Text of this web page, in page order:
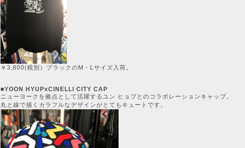
￥3,800(税別）ブラックのM・Lサイズ入荷。
■YOON HYUPxCINELLI CITY CAP
ニューヨークを拠点として活躍するユン ヒョプとのコラボレーションキャップ。
丸と線で描くカラフルなデザインがとてもキュートです。